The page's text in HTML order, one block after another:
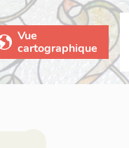
Vue
cartographique